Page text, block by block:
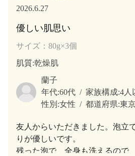
2026.6.27
優しい肌思い
サイズ：80g×3個
肌質:乾燥肌
蘭子
年代:60代 家族構成:4人
性別:女性 都道府県:東
友人からいただきました。泡立
りが優しいです。
残った泡で 全身も洗えるので